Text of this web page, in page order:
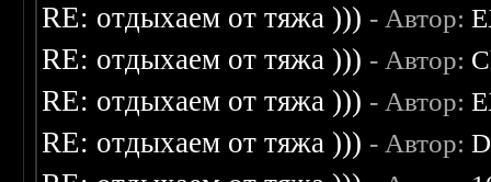
RE: отдыхаем от тяжа ))) - Автор:
RE: отдыхаем от тяжа ))) - Автор:
RE: отдыхаем от тяжа ))) - Автор:
RE: отдыхаем от тяжа ))) - Автор: